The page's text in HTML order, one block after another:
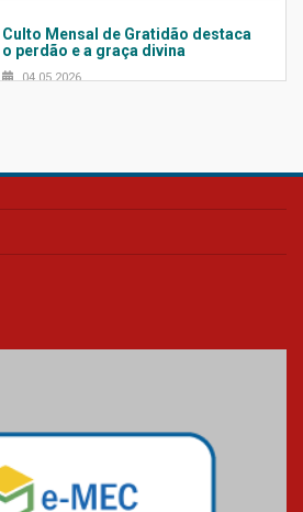
Culto Mensal de Gratidão destaca
o perdão e a graça divina
04.05.2026
Confira como foi o culto mensal
Mackenzie mobiliza campanha
solidária para apoiar famílias em
Minas Gerais